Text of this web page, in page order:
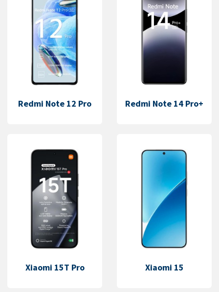
Redmi Note 12 Pro Redmi Note 14 Pro+
Xiaomi 15T Pro Xiaomi 15